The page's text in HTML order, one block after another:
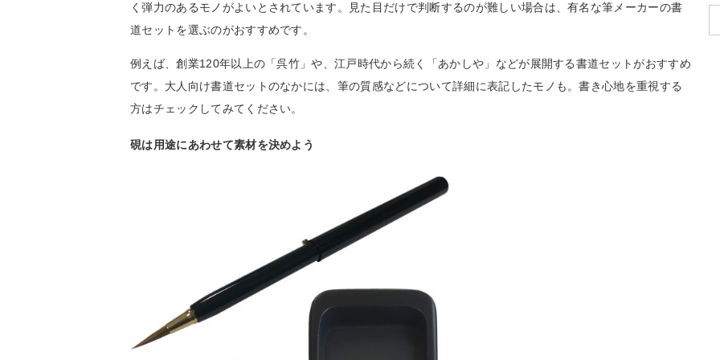
く弾力のあるモノがよいとされています。見た目だけで判断するのが難しい場合は、有名な筆メーカーの書
道セットを選ぶのがおすすめです。
例えば、創業120年以上の「呉竹」や、江戸時代から続く「あかしや」などが展開する書道セットがおすすめ
です。大人向け書道セットのなかには、筆の質感などについて詳細に表記したモノも。書き心地を重視する
方はチェックしてみてください。
硯は用途にあわせて素材を決めよう